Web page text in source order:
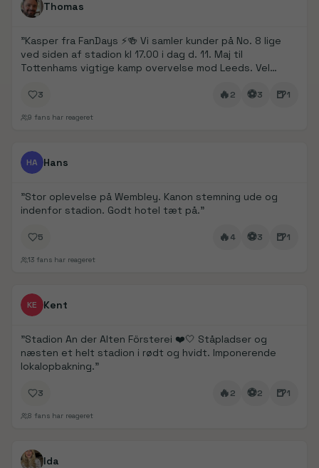
Thomas
"Kasper fra FanDays ⚡️🍻 Vi samler kunder på No. 8 lige
ved siden af stadion kl 17.00 i dag d. 11. Maj til
Tottenhams vigtige kamp overvelse mod Leeds. Vel
3 🔥2 ⚽3 🍺1
9 fans har reageret
FanDays bidrag
HA Hans
"Stor oplevelse på Wembley. Kanon stemning ude og
indenfor stadion. Godt hotel tæt på."
5 🔥4 ⚽3 🍺1
13 fans har reageret
FanDays bidrag
KE Kent
"Stadion An der Alten Försterei ❤️🤍 Ståpladser og
næsten et helt stadion i rødt og hvidt. Imponerende
lokalopbakning."
3 🔥2 ⚽2 🍺1
8 fans har reageret
FanDays bidrag
Ida